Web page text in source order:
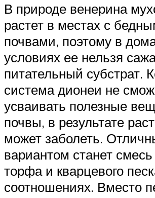
В природе венерина
растет в местах с
почвами, поэтому в
условиях ее нельзя
питательный субстрат.
система дионеи не
усваивать полезные
почвы, в результате
может заболеть.
вариантом станет смесь
торфа и кварцевого
соотношениях. Вместо